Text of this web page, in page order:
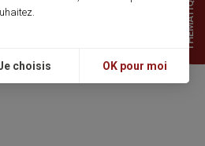
THEMATIQUES
choisis OK pour moi